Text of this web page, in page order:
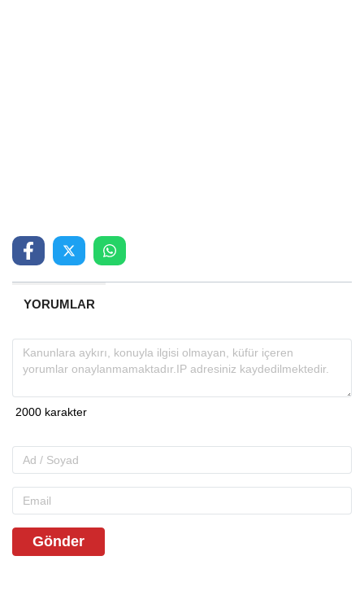
YORUMLAR
Gönder